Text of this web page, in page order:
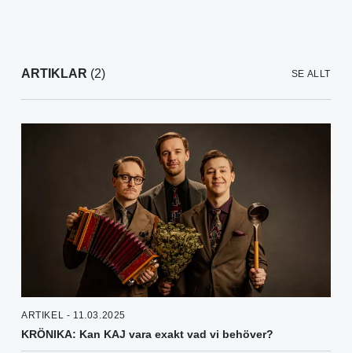
ARTIKLAR (2) SE ALLT
ARTIKEL - 11.03.2025
KRÖNIKA: Kan KAJ vara exakt vad vi behöver?